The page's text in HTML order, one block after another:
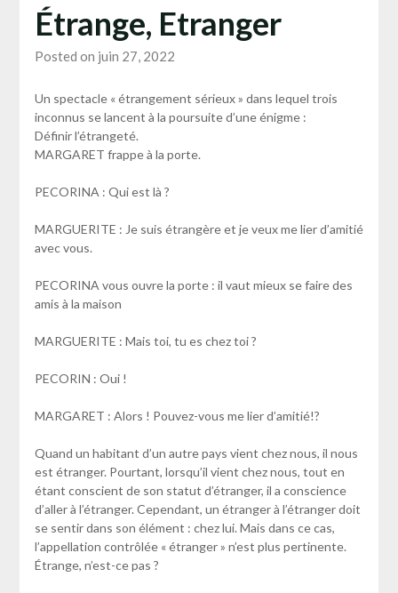
Étrange, Etranger
Posted on juin 27, 2022
Un spectacle « étrangement sérieux » dans lequel trois
inconnus se lancent à la poursuite d’une énigme :
Définir l’étrangeté.
MARGARET frappe à la porte.
PECORINA : Qui est là ?
MARGUERITE : Je suis étrangère et je veux me lier d’amitié
avec vous.
PECORINA vous ouvre la porte : il vaut mieux se faire des
amis à la maison
MARGUERITE : Mais toi, tu es chez toi ?
PECORIN : Oui !
MARGARET : Alors ! Pouvez-vous me lier d’amitié!?
Quand un habitant d’un autre pays vient chez nous, il nous
est étranger. Pourtant, lorsqu’il vient chez nous, tout en
étant conscient de son statut d’étranger, il a conscience
d’aller à l’étranger. Cependant, un étranger à l’étranger doit
se sentir dans son élément : chez lui. Mais dans ce cas,
l’appellation contrôlée « étranger » n’est plus pertinente.
Étrange, n’est-ce pas ?